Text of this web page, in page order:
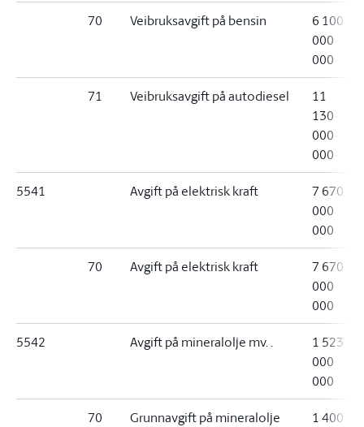
70 Veibruksavgift på bensin
6 100
000
000
71 Veibruksavgift på autodiesel
11
130
000
000
5541 Avgift på elektrisk kraft
7 670
000
000
70 Avgift på elektrisk kraft
7 670
000
000
5542 Avgift på mineralolje mv. .
1 523
000
000
70
Grunnavgift på mineralolje
1 400